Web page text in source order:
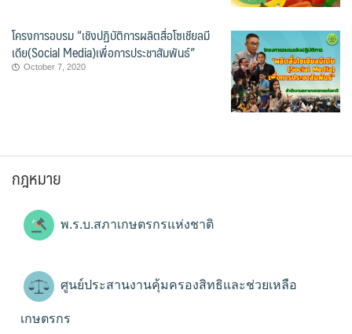
Search
for:
โครงการอบรม “เชิงปฏิบัติการผลิตสื่อโซเชียลมี
เดีย(Social Media)เพื่อการประชาสัมพันธ์”
October 7, 2020
กฎหมาย
พ.ร.บ.สภาเกษตรกรแห่งชาติ
ศูนย์ประสานงานคุ้มครองสิทธิและช่วยเหลือ
เกษตรกร